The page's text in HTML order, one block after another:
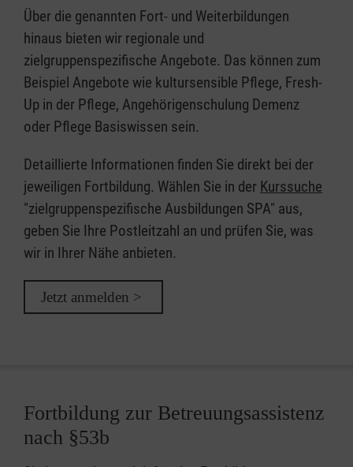
Über die genannten Fort- und Weiterbildungen
hinaus bieten wir regionale und
zielgruppenspezifische Angebote. Das können zum
Beispiel Angebote wie kultursensible Pflege, Fresh-
Up in der Pflege, Angehörigenschulung Demenz
oder Pflege Basiswissen sein.
Detaillierte Informationen finden Sie direkt bei der
jeweiligen Fortbildung. Wählen Sie in der Kurssuche
"zielgruppenspezifische Ausbildungen SPA" aus,
geben Sie Ihre Postleitzahl an und prüfen Sie, was
wir in Ihrer Nähe anbieten.
Jetzt anmelden >
Fortbildung zur Betreuungsassistenz
nach §53b